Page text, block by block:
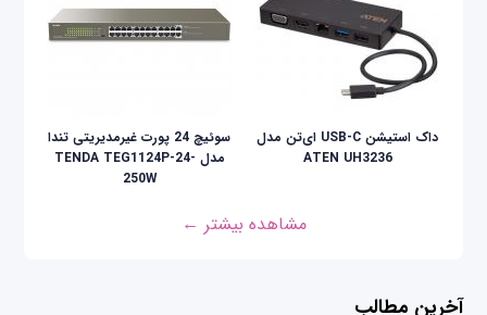
داک استیشن USB-C ای‌تن مدل
ATEN UH3236
سوئیچ 24 پورت غیرمدیریتی تندا
مدل TENDA TEG1124P-24-
250W
مشاهده بیشتر ←
آخرین مطالب